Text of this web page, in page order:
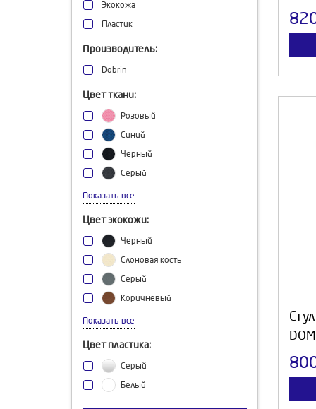
Экокожа
Пластик
Производитель:
Dobrin
Цвет ткани:
Розовый
Синий
Черный
Серый
Песочный
Показать все
Цвет экокожи:
Черный
Слоновая кость
Серый
Коричневый
Зеленый
Показать все
Цвет пластика:
Серый
Белый